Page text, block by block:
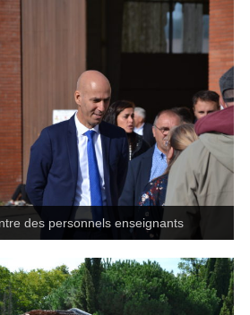
des personnels enseignants